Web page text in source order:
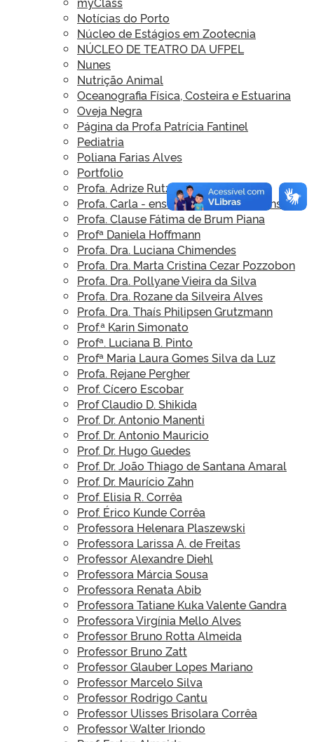
Notícias do Porto
Núcleo de Estágios em Zootecnia
NÚCLEO DE TEATRO DA UFPEL
Nunes
Nutrição Animal
Oceanografia Física, Costeira e Estuarina
Oveja Negra
Página da Prof.a Patrícia Fantinel
Pediatria
Poliana Farias Alves
Portfolio
Profa. Adrize Rutz Porto
Profa. Carla - ensino, pesquisa e extensão
Profa. Clause Fátima de Brum Piana
Profª Daniela Hoffmann
Profa. Dra. Luciana Chimendes
Profa. Dra. Marta Cristina Cezar Pozzobon
Profa. Dra. Pollyane Vieira da Silva
Profa. Dra. Rozane da Silveira Alves
Profa. Dra. Thaís Philipsen Grutzmann
Prof.ª Karin Simonato
Profª. Luciana B. Pinto
Profª Maria Laura Gomes Silva da Luz
Profa. Rejane Pergher
Prof. Cícero Escobar
Prof Claudio D. Shikida
Prof. Dr. Antonio Manenti
Prof. Dr. Antonio Mauricio
Prof. Dr. Hugo Guedes
Prof. Dr. João Thiago de Santana Amaral
Prof. Dr. Maurício Zahn
Prof. Elisia R. Corrêa
Prof. Érico Kunde Corrêa
Professora Helenara Plaszewski
Professora Larissa A. de Freitas
Professor Alexandre Diehl
Professora Márcia Sousa
Professora Renata Abib
Professora Tatiane Kuka Valente Gandra
Professora Virgínia Mello Alves
Professor Bruno Rotta Almeida
Professor Bruno Zatt
Professor Glauber Lopes Mariano
Professor Marcelo Silva
Professor Rodrigo Cantu
Professor Ulisses Brisolara Corrêa
Professor Walter Iriondo